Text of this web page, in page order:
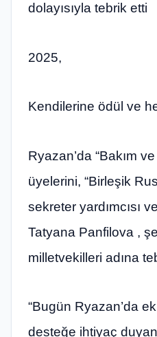
dolayısıyla tebrik etti
2025,
Kendilerine ödül ve
Ryazan’da “Bakım
üyelerini, “Birleşik
sekreter yardımcısı
Tatyana Panfilova ,
milletvekilleri adına
“Bugün Ryazan’da
desteğe ihtiyaç